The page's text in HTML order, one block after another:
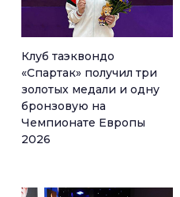
Клуб таэквондо
«Спартак» получил три
золотых медали и одну
бронзовую на
Чемпионате Европы
2026